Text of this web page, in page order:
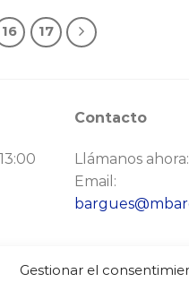
Gestionar el
16 17
Contacto
Llámanos ahora:
Email: